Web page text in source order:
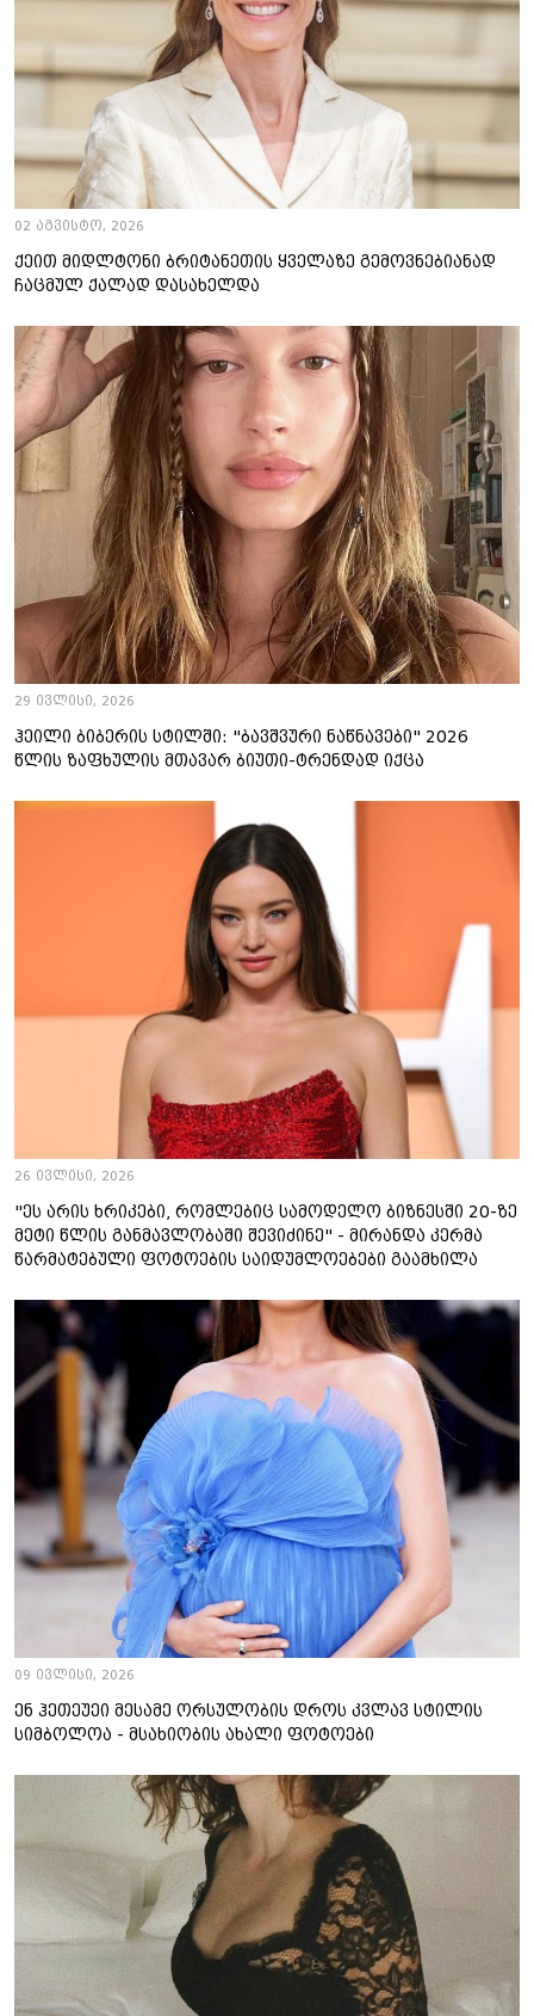
02 აგვისტო, 2026
ქეით მიდლტონი ბრიტანეთის ყველაზე გემოვნებიანად
ჩაცმულ ქალად დასახელდა
29 ივლისი, 2026
ჰეილი ბიბერის სტილში: "ბავშვური ნაწნავები" 2026
წლის ზაფხულის მთავარ ბიუთი-ტრენდად იქცა
26 ივლისი, 2026
"ეს არის ხრიკები, რომლებიც სამოდელო ბიზნესში 20-ზე
მეტი წლის განმავლობაში შევიძინე" - მირანდა კერმა
წარმატებული ფოტოების საიდუმლოებები გაამხილა
09 ივლისი, 2026
ენ ჰეთეუეი მესამე ორსულობის დროს კვლავ სტილის
სიმბოლოა - მსახიობის ახალი ფოტოები